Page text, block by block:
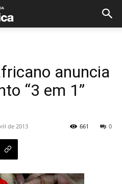
anuncia
“3 em 1”
de 2013 0
661